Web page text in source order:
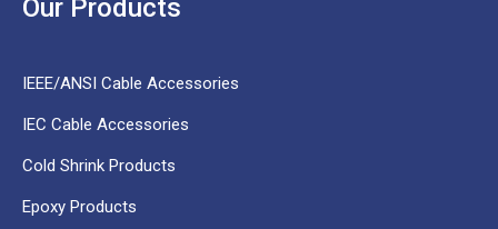
Our Products
IEEE/ANSI Cable Accessories
IEC Cable Accessories
Cold Shrink Products
Epoxy Products